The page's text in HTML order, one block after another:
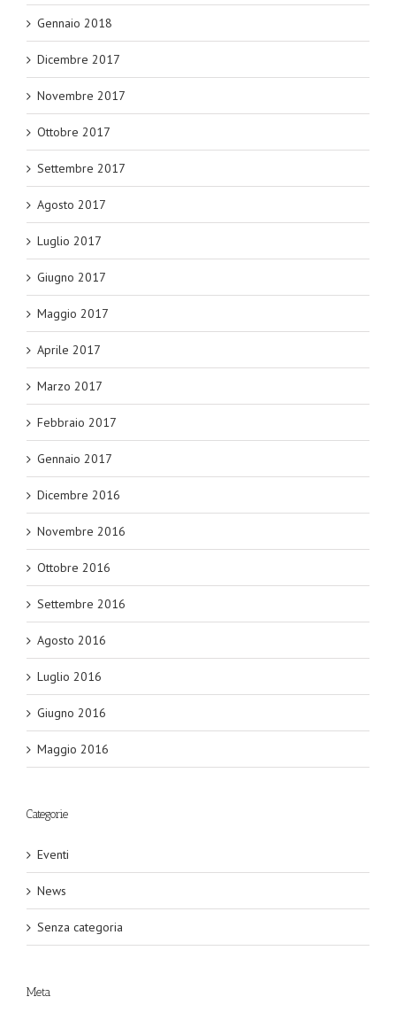
Gennaio 2018
Dicembre 2017
Novembre 2017
Ottobre 2017
Settembre 2017
Agosto 2017
Luglio 2017
Giugno 2017
Maggio 2017
Aprile 2017
Marzo 2017
Febbraio 2017
Gennaio 2017
Dicembre 2016
Novembre 2016
Ottobre 2016
Settembre 2016
Agosto 2016
Luglio 2016
Giugno 2016
Maggio 2016
Categorie
Eventi
News
Senza categoria
Meta